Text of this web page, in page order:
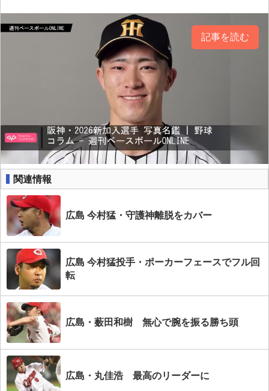
記事を読む
関連情報
広島 今村猛・守護神離脱をカバー
広島 今村猛投手・ポーカーフェースでフル回
転
広島・薮田和樹 無心で腕を振る勝ち頭
広島・丸佳浩 最高のリーダーに